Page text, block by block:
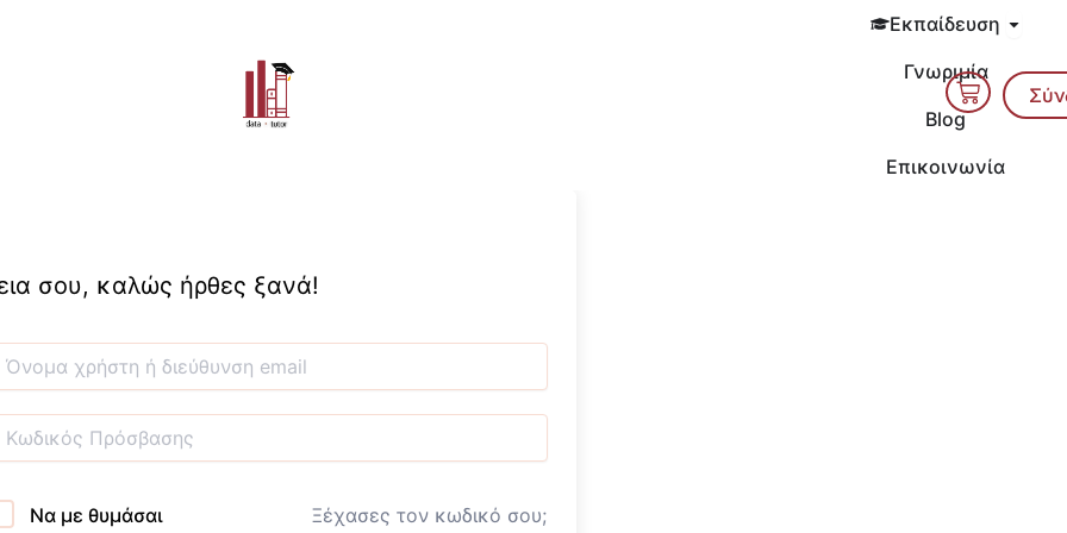
Εκπαίδευση Open
Γνωριμία
Blog
Επικοινωνία
Cart
σου, καλώς ήρθες ξανά!
Να με θυμάσαι Ξέχασες τον κωδικό σου;